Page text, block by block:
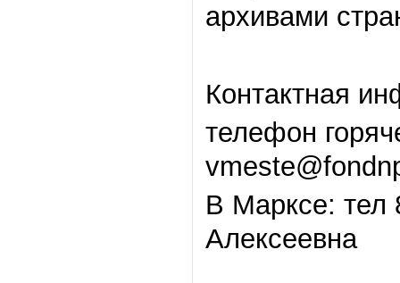
архивами
Контактная
телефон
В Марксе: тел
Алексеевна